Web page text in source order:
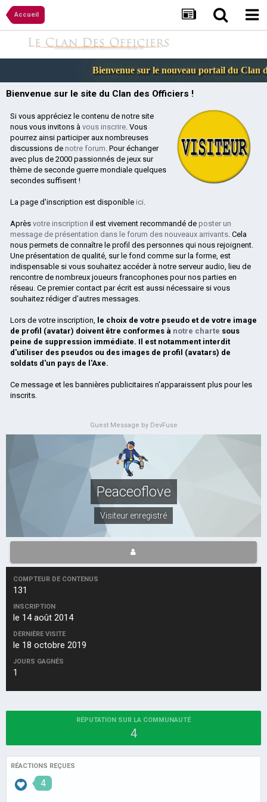
Accueil
Bienvenue sur le nouveau portail du Clan
Bienvenue sur le site du Clan des Officiers !
Si vous appréciez le contenu de notre site
nous vous invitons à vous inscrire. Vous
pourrez ainsi participer aux nombreuses
discussions de notre forum. Pour échanger
avec plus de 2000 passionnés de jeux sur
thème de seconde guerre mondiale quelques
secondes suffisent !
La page d'inscription est disponible ici.
Après votre inscription il est vivement recommandé de poster un
message de présentation dans le forum des nouveaux arrivants. Cela
nous permets de connaître le profil des personnes qui nous rejoignent.
Une présentation de qualité, sur le fond comme sur la forme, est
indispensable si vous souhaitez accéder à notre serveur audio, lieu de
rencontre de nombreux joueurs francophones pour nos parties en
réseau. Ce premier contact par écrit est aussi nécessaire si vous
souhaitez rédiger d'autres messages.
Lors de votre inscription, le choix de votre pseudo et de votre image
de profil (avatar) doivent être conformes à notre charte sous
peine de suppression immédiate. Il est notamment interdit
d'utiliser des pseudos ou des images de profil (avatars) de
soldats d'un pays de l'Axe.
Ce message et les bannières publicitaires n'apparaissent plus pour les
inscrits.
Guest Message by DevFuse
Peaceoflove
Visiteur enregistré
COMPTEUR DE CONTENUS
131
INSCRIPTION
le 14 août 2014
DERNIÈRE VISITE
le 18 octobre 2019
JOURS GAGNÉS
1
RÉPUTATION SUR LA COMMUNAUTÉ
4
RÉACTIONS REÇUES
4